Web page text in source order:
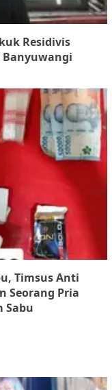
Residivis
Banyuwangi
Timsus Anti
Seorang Pria
Sabu